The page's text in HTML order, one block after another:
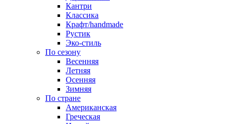
Кантри
Классика
Крафт/handmade
Рустик
Эко-стиль
По сезону
Весенняя
Летняя
Осенняя
Зимняя
По стране
Американская
Греческая